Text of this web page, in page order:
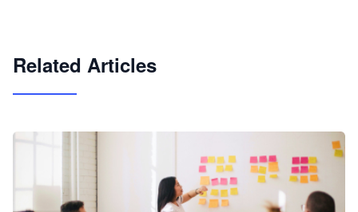
Related Articles